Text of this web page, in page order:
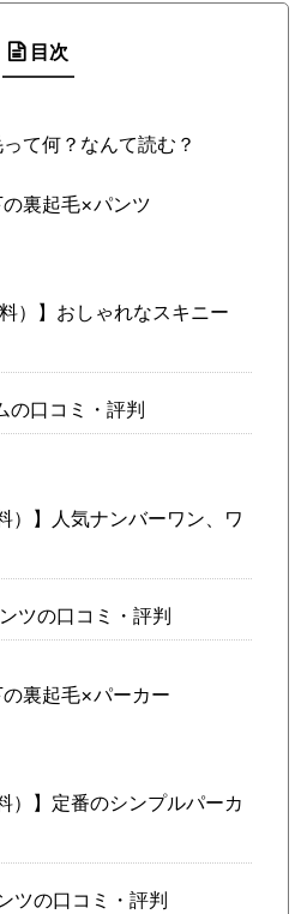
目次
て何？なんて読む？
裏起毛×パンツ
）】おしゃれなスキニー
の口コミ・評判
）】人気ナンバーワン、ワ
ツの口コミ・評判
裏起毛×パーカー
）】定番のシンプルパーカ
ツの口コミ・評判